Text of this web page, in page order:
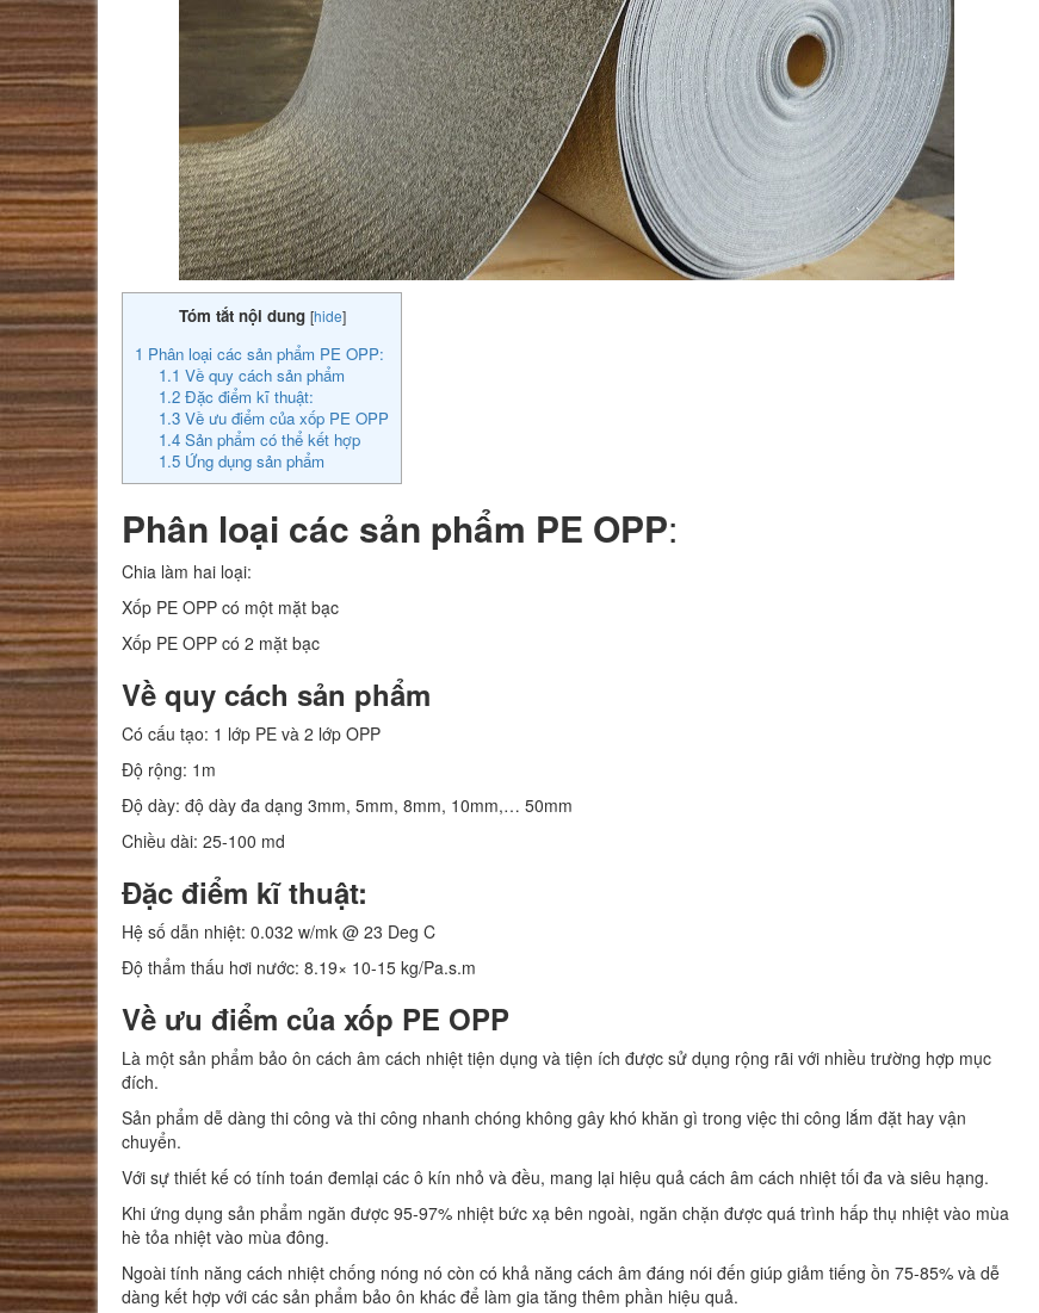
Tóm tắt nội dung [hide]
1 Phân loại các sản phẩm PE OPP:
1.1 Về quy cách sản phẩm
1.2Đặc điểm kĩ thuật:
1.3Về ưu điểm của xốp PE OPP
1.4Sản phẩm có thể kết hợp
1.5Ứng dụng sản phẩm
Phân loại các sản phẩm PE OPP:
Chia làm hai loại:
Xốp PE OPP có một mặt bạc
Xốp PE OPP có 2 mặt bạc
Về quy cách sản phẩm
Có cấu tạo: 1 lớp PE và 2 lớp OPP
Độ rộng: 1m
Độ dày: độ dày đa dạng 3mm, 5mm, 8mm, 10mm,… 50mm
Chiều dài: 25-100 md
Đặc điểm kĩ thuật:
Hệ số dẫn nhiệt: 0.032 w/mk @ 23 Deg C
Độ thẩm thấu hơi nước: 8.19× 10-15 kg/Pa.s.m
Về ưu điểm của xốp PE OPP
Là một sản phẩm bảo ôn cách âm cách nhiệt tiện dụng và tiện ích được sử dụng rộng rãi với nhiều trường hợp mục
đích.
Sản phẩm dễ dàng thi công và thi công nhanh chóng không gây khó khăn gì trong việc thi công lắm đặt hay vận
chuyển.
Với sự thiết kế có tính toán đemlại các ô kín nhỏ và đều, mang lại hiệu quả cách âm cách nhiệt tối đa và siêu hạng.
Khi ứng dụng sản phẩm ngăn được 95-97% nhiệt bức xạ bên ngoài, ngăn chặn được quá trình hấp thụ nhiệt vào mùa
hè tỏa nhiệt vào mùa đông.
Ngoài tính năng cách nhiệt chống nóng nó còn có khả năng cách âm đáng nói đến giúp giảm tiếng ồn 75-85% và dễ
dàng kết hợp với các sản phẩm bảo ôn khác để làm gia tăng thêm phần hiệu quả.